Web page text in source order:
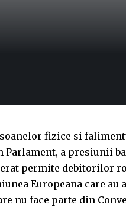
fizice si
a presiunii
permite debitorilor
Europeana care au
nu face parte din